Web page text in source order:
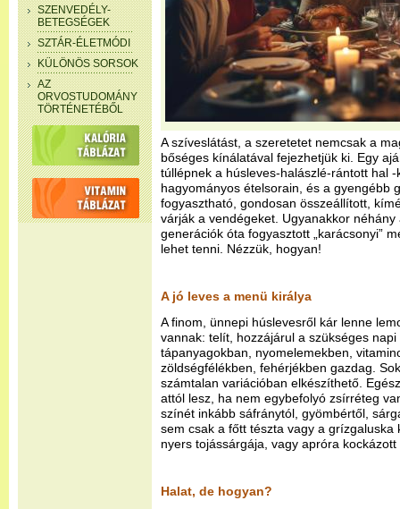
SZENVEDÉLY-
BETEGSÉGEK
SZTÁR-ÉLETMÓDI
KÜLÖNÖS SORSOK
AZ
ORVOSTUDOMÁNY
TÖRTÉNETÉBŐL
A szíveslátást, a szeretetet nemcsak a
bőséges kínálatával fejezhetjük ki. Egy
túllépnek a húsleves-halászlé-rántott hal
hagyományos ételsorain, és a gyengébb
fogyasztható, gondosan összeállított,
várják a vendégeket. Ugyanakkor
generációk óta fogyasztott „karácsonyi”
lehet tenni. Nézzük, hogyan!
A jó leves a menü királya
A finom, ünnepi húslevesről kár lenne
vannak: telít, hozzájárul a szükséges
tápanyagokban, nyomelemekben,
zöldségfélékben, fehérjékben gazdag.
számtalan variációban elkészíthető.
attól lesz, ha nem egybefolyó zsírréteg
színét inkább sáfránytól, gyömbértől,
sem csak a főtt tészta vagy a grízgaluska
nyers tojássárgája, vagy apróra
Halat, de hogyan?